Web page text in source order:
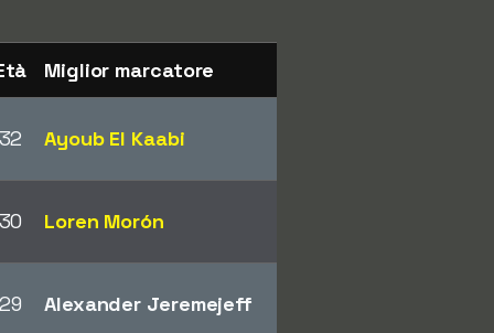
Miglior marcatore
32 Ayoub El Kaabi
30 Loren Morón
29 Alexander Jeremejeff